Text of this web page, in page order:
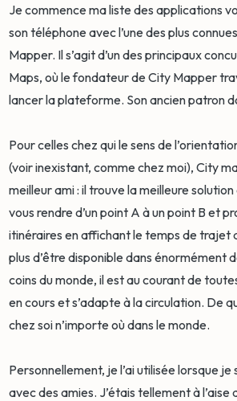
Je commence ma liste des applications
son téléphone avec l’une des plus
Mapper. Il s’agit d’un des principaux
Maps, où le fondateur de City Mapper
lancer la plateforme. Son ancien patron
Pour celles chez qui le sens de
(voir inexistant, comme chez moi), City
meilleur ami : il trouve la meilleure
vous rendre d’un point A à un point B et
itinéraires en affichant le temps de trajet
plus d’être disponible dans énormément
coins du monde, il est au courant de
en cours et s’adapte à la circulation. De
chez soi n’importe où dans le monde.
Personnellement, je l’ai utilisée lorsque
avec des amies. J’étais tellement à